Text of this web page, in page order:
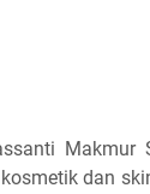
Makmur
dan